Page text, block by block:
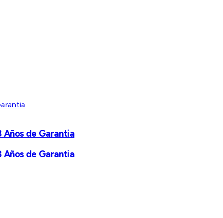
Años de Garantia
Años de Garantia